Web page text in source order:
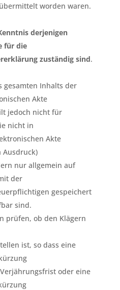
worden waren.
derjenigen
für die
zuständig sind.
gesamten Inhalts der
Akte
jedoch nicht für
nicht in
Akte
Ausdruck)
nur allgemein auf
der
gespeichert
sind.
prüfen, ob den Klägern
ist, so dass eine
oder eine